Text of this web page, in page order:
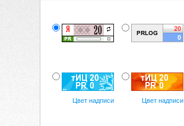
Цвет надписи Цвет надписи